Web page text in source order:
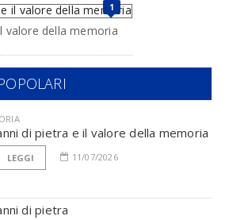
1
valore della memoria
di pietra e il valore della memoria
LEGGI 11/07/2026
di pietra